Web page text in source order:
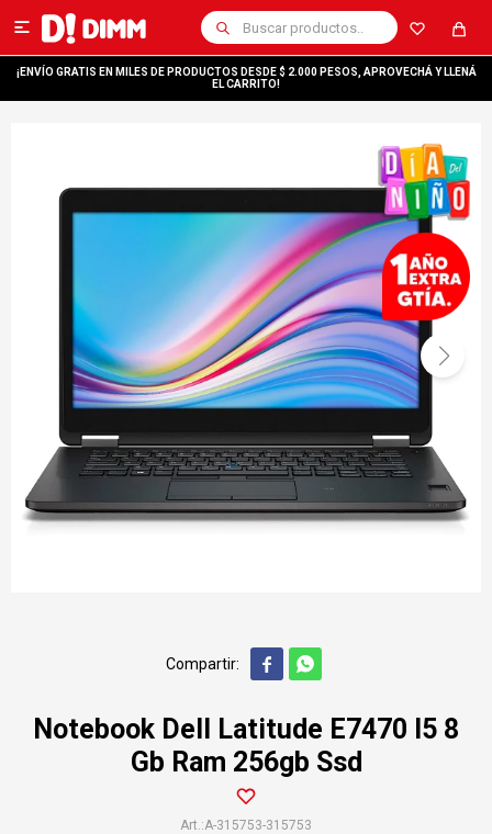

¡ENVÍO GRATIS EN MILES DE PRODUCTOS DESDE $ 2.000 PESOS, APROVECHÁ Y LLENÁ
EL CARRITO!
 
Notebook Dell Latitude E7470 I5 8
Gb Ram 256gb Ssd
A-315753-315753